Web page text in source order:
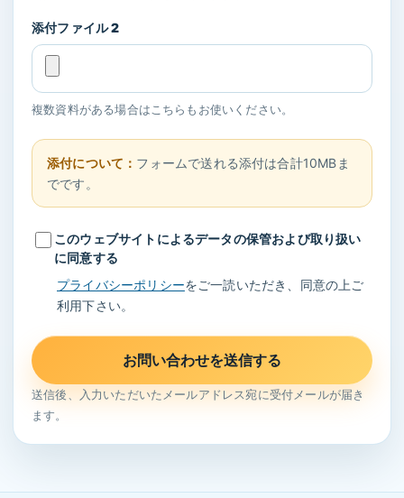
添付ファイル 2
複数資料がある場合はこちらもお使いください。
添付について： フォームで送れる添付は合計10MBま
でです。
このウェブサイトによるデータの保管および取り扱い
に同意する
プライバシーポリシーをご一読いただき、同意の上ご
利用下さい。
お問い合わせを送信する
送信後、入力いただいたメールアドレス宛に受付メールが届き
ます。